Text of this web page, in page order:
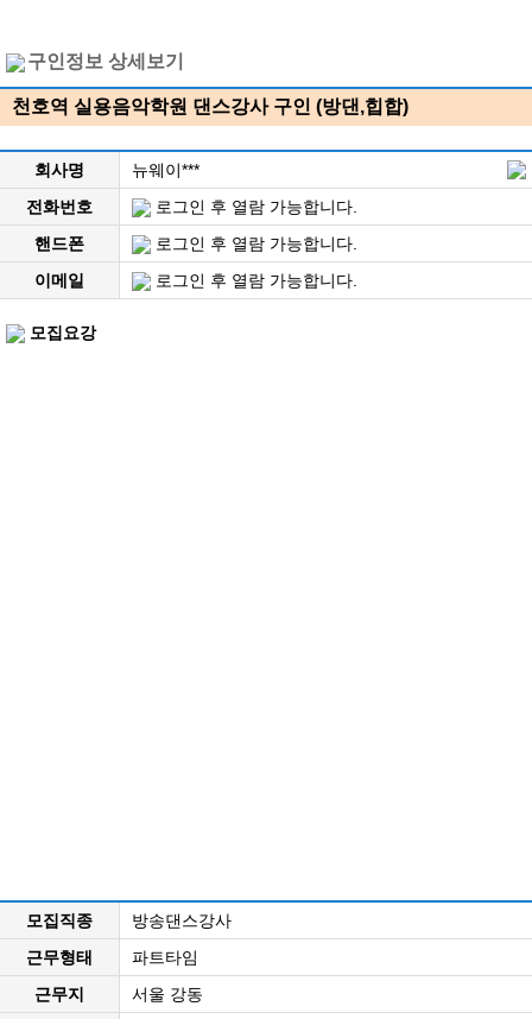
구인정보 상세보기
천호역 실용음악학원 댄스강사 구인 (방댄,힙합)
회사명
뉴웨이***
전화번호
로그인 후 열람 가능합니다.
핸드폰
로그인 후 열람 가능합니다.
이메일
로그인 후 열람 가능합니다.
모집요강
모집직종
방송댄스강사
근무형태
파트타임
근무지
서울 강동